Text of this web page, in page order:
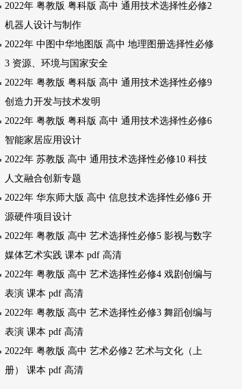
2022年 粤教版 粤科版 高中 通用技术选择性必修2
机器人设计与制作
2022年 中图中华地图版 高中 地理图册选择性必修
3 资源、环境与国家安全
2022年 粤教版 粤科版 高中 通用技术选择性必修9
创造力开发与技术发明
2022年 粤教版 粤科版 高中 通用技术选择性必修6
智能家居应用设计
2022年 苏教版 高中 通用技术选择性必修10 科技
人文融合创新专题
2022年 华东师大版 高中 信息技术选择性必修6 开
源硬件项目设计
2022年 粤教版 高中 艺术选择性必修5 影视与数字
媒体艺术实践 课本 pdf 高清
2022年 粤教版 高中 艺术选择性必修4 戏剧创编与
表演 课本 pdf 高清
2022年 粤教版 高中 艺术选择性必修3 舞蹈创编与
表演 课本 pdf 高清
2022年 粤教版 高中 艺术必修2 艺术与文化（上
册） 课本 pdf 高清